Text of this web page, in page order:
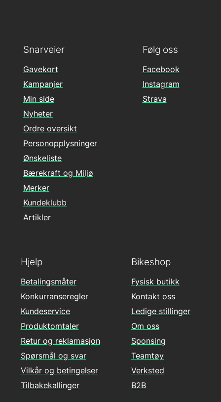
Følg oss
Facebook
Instagram
Strava
Hjelp
Betalingsmåter
Konkurranseregler
Kundeservice
Produktomtaler
Retur og reklamasjon
Spørsmål og svar
Vilkår og betingelser
Tilbakekallinger
Snarveier
Gavekort
Kampanjer
Min side
Nyheter
Ordre oversikt
Personopplysninger
Ønskeliste
Bærekraft og Miljø
Merker
Kundeklubb
Artikler
Bikeshop
Fysisk butikk
Kontakt oss
Ledige stillinger
Om oss
Sponsing
Teamtøy
Verksted
B2B